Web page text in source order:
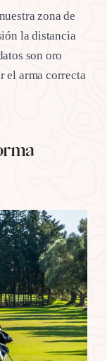
zona de
la distancia
son oro
el arma correcta